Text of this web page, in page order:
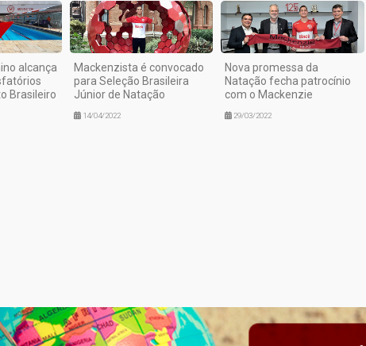
alcança
Brasileiro
Mackenzista é convocado
para Seleção Brasileira
Júnior de Natação
14/04/2022
Nova promessa da
Natação fecha patrocínio
com o Mackenzie
29/03/2022